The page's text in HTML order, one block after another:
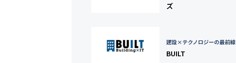
ズ
建設×テクノロジーの最前線
BUILT